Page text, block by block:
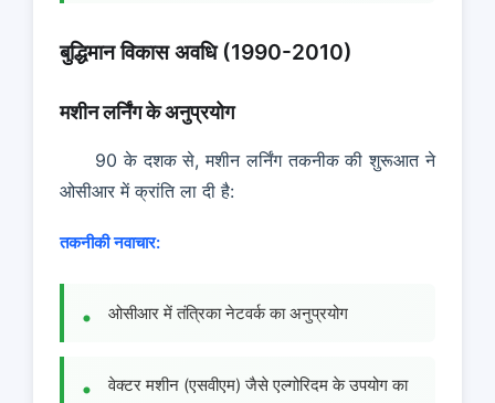
बुद्धिमान विकास अवधि (1990-2010)
मशीन लर्निंग के अनुप्रयोग
90 के दशक से, मशीन लर्निंग तकनीक की शुरूआत ने
ओसीआर में क्रांति ला दी है:
तकनीकी नवाचार:
ओसीआर में तंत्रिका नेटवर्क का अनुप्रयोग
वेक्टर मशीन (एसवीएम) जैसे एल्गोरिदम के उपयोग का